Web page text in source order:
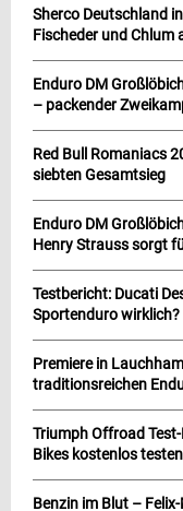
Sherco Deutschland
Fischeder und Chlum
Enduro DM
– packender
Red Bull Romaniacs
siebten Gesamtsieg
Enduro DM
Henry Strauss sorgt
Testbericht: Ducati
Sportenduro wirklich?
Premiere in
traditionsreichen
Triumph Offroad
Bikes kostenlos testen
Benzin im Blut –